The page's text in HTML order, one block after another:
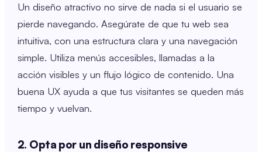
Un diseño atractivo no sirve de nada si el usuario se
pierde navegando. Asegúrate de que tu web sea
intuitiva, con una estructura clara y una navegación
simple. Utiliza menús accesibles, llamadas a la
acción visibles y un flujo lógico de contenido. Una
buena UX ayuda a que tus visitantes se queden más
tiempo y vuelvan.
2. Opta por un diseño responsive